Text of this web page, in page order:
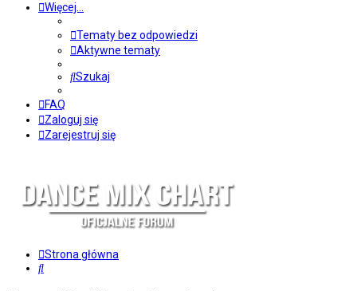
Więcej…
Tematy bez odpowiedzi
Aktywne tematy
Szukaj
FAQ
Zaloguj się
Zarejestruj się
Strona główna
Szukaj